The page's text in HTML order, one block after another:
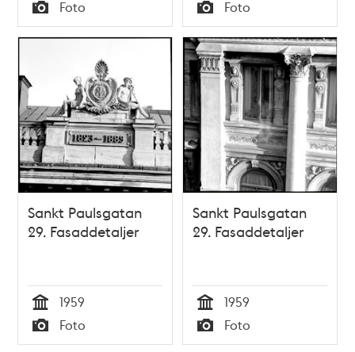
Typ
Foto
Typ
Foto
Sankt Paulsgatan
29. Fasaddetaljer
Tid
1959
Typ
Foto
Sankt Paulsgatan
29. Fasaddetaljer
Tid
1959
Typ
Foto